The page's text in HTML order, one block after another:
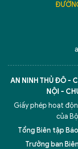
AN NINH THỦ ĐÔ -
NỘI -
Giấy phép hoạt
của
Tổng Biên tập
Trưởng ban